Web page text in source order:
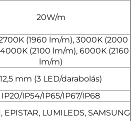
20W/m
(1960 lm/m), 3000K (2000
(2100 lm/m), 6000K (2160
lm/m)
12,5 mm (3 LED/darabolás)
IP20/IP54/IP65/IP67/IP68
EPISTAR, LUMILEDS, SAMSUNG